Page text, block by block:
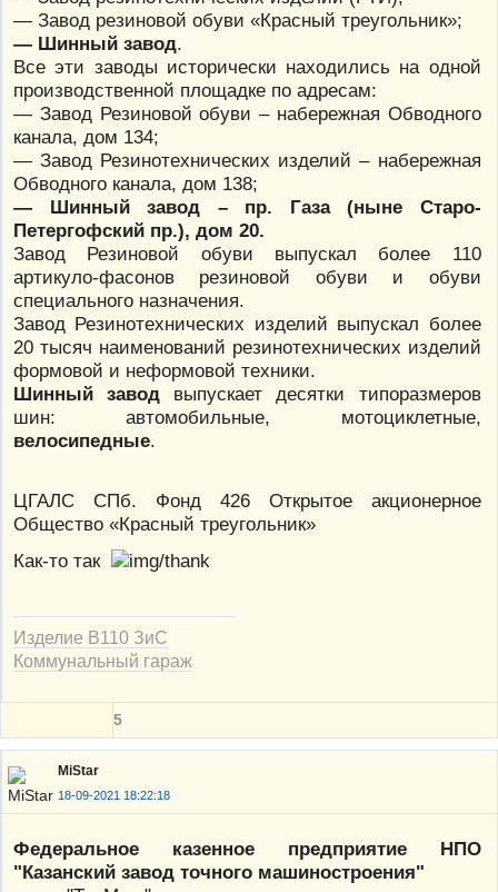
— Завод резиновой обуви «Красный треугольник»;
— Шинный завод.
Все эти заводы исторически находились на одной
производственной площадке по адресам:
— Завод Резиновой обуви – набережная Обводного
канала, дом 134;
— Завод Резинотехнических изделий – набережная
Обводного канала, дом 138;
— Шинный завод – пр. Газа (ныне Старо-
Петергофский пр.), дом 20.
Завод Резиновой обуви выпускал более 110
артикуло-фасонов резиновой обуви и обуви
специального назначения.
Завод Резинотехнических изделий выпускал более
20 тысяч наименований резинотехнических изделий
формовой и неформовой техники.
Шинный завод выпускает десятки типоразмеров
шин: автомобильные, мотоциклетные,
велосипедные.
ЦГАЛС СПб. Фонд 426 Открытое акционерное
Общество «Красный треугольник»
Как-то так
Изделие В110 ЗиС
Коммунальный гараж
5
MiStar
18-09-2021 18:22:18
Федеральное казенное предприятие НПО
"Казанский завод точного машиностроения"